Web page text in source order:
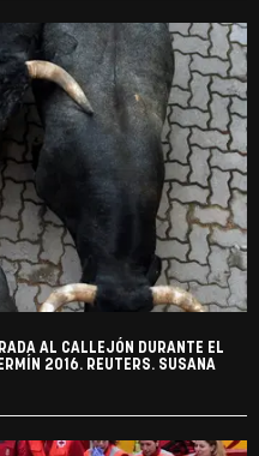
AL CALLEJÓN DURANTE EL
2016. REUTERS. SUSANA